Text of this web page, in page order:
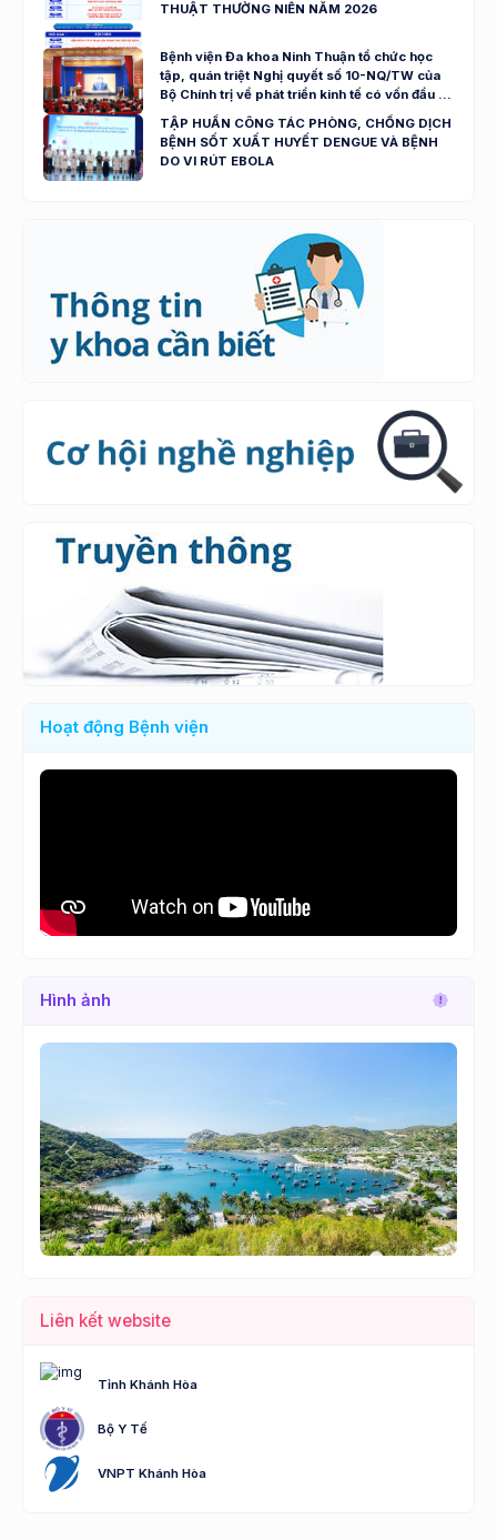
THUẬT THƯỜNG NIÊN NĂM 2026
Bệnh viện Đa khoa Ninh Thuận tổ chức học
tập, quán triệt Nghị quyết số 10-NQ/TW của
Bộ Chính trị về phát triển kinh tế có vốn đầu tư
nước ngoài
TẬP HUẤN CÔNG TÁC PHÒNG, CHỐNG DỊCH
BỆNH SỐT XUẤT HUYẾT DENGUE VÀ BỆNH
DO VI RÚT EBOLA
Hoạt động Bệnh viện
Hình ảnh
Lùi Tới
Liên kết website
Tỉnh Khánh Hòa
Bộ Y Tế
VNPT Khánh Hòa